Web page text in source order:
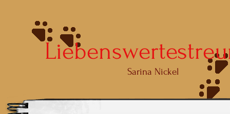
Sarina Nickel